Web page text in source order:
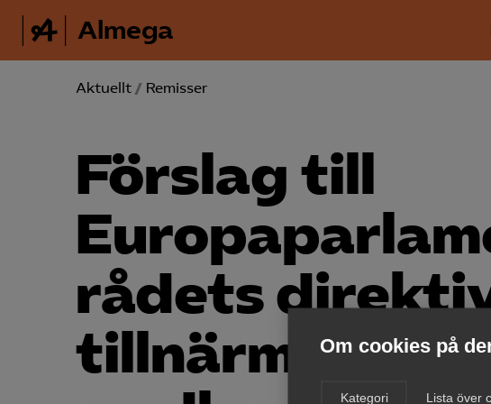
Om cookies på
Kategori Lista över
Almega
Aktuellt / Remisser
Förslag till
rådets
tillnärmning